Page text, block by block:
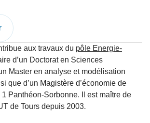
aux travaux du pôle Energie-
d’un Doctorat en Sciences
Master en analyse et modélisation
que d’un Magistère d’économie de
1 Panthéon-Sorbonne. Il est maître de
de Tours depuis 2003.